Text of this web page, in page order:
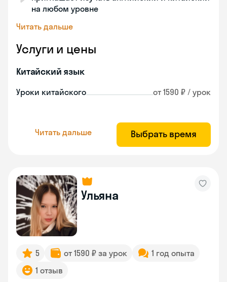
на любом уровне
Читать дальше
Услуги и цены
Китайский язык
Уроки китайского от 1590 ₽ / урок
Читать дальше Выбрать время
Ульяна
5 от 1590 ₽ за урок
1 год опыта
1 отзыв